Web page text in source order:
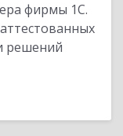
фирмы 1С.
решений